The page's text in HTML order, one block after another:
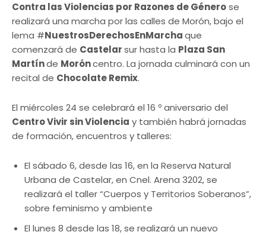
Contra las Violencias por Razones de Génerose
realizará una marcha por las calles de Morón, bajo el
lema #NuestrosDerechosEnMarchaque
comenzará de Castelarsur hasta la Plaza San
Martínde Moróncentro. La jornada culminará con un
recital de Chocolate Remix.
El miércoles 24 se celebrará el 16 º aniversario del
Centro Vivir sin Violencia y también habrá jornadas
de formación, encuentros y talleres:
El sábado 6, desde las 16, en la Reserva Natural
Urbana de Castelar, en Cnel. Arena 3202, se
realizará el taller “Cuerpos y Territorios Soberanos”,
sobre feminismo y ambiente
El lunes 8 desde las 18, se realizará un nuevo